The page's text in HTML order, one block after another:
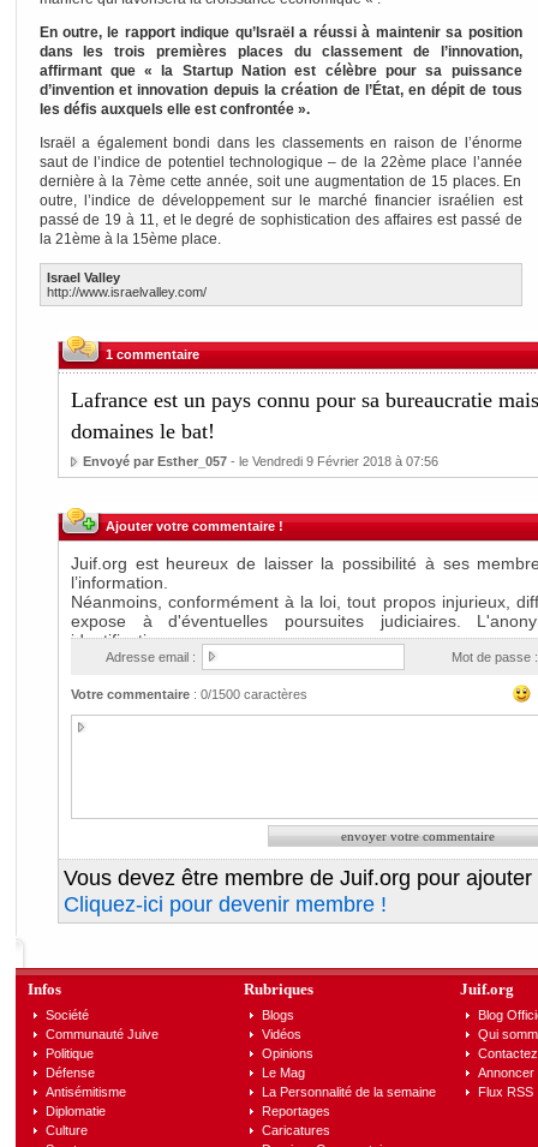
En outre, le rapport indique qu’Israël a réussi à maintenir sa position
dans les trois premières places du classement de l’innovation,
affirmant que « la Startup Nation est célèbre pour sa puissance
d’invention et innovation depuis la création de l’État, en dépit de tous
les défis auxquels elle est confrontée ».
Israël a également bondi dans les classements en raison de l’énorme
saut de l’indice de potentiel technologique – de la 22ème place l’année
dernière à la 7ème cette année, soit une augmentation de 15 places. En
outre, l’indice de développement sur le marché financier israélien est
passé de 19 à 11, et le degré de sophistication des affaires est passé de
la 21ème à la 15ème place.
Israel Valley
http://www.israelvalley.com/
1 commentaire
Lafrance est un pays connu pour sa bureaucratie
domaines le bat!
Envoyé par Esther_057- le Vendredi 9 Février 2018 à 07:56
Ajouter votre commentaire !
Adresse email : Mot de passe :
Votre commentaire: 0/1500 caractères
Vous devez être membre de Juif.org pour
Cliquez-ici pour devenir membre !
Infos
Société
Communauté Juive
Politique
Défense
Antisémitisme
Diplomatie
Culture
Rubriques
Blogs
Vidéos
Opinions
Le Mag
La Personnalité de la semaine
Reportages
Caricatures
Juif.org
Blog
Qui
Annoncer
Flux RSS